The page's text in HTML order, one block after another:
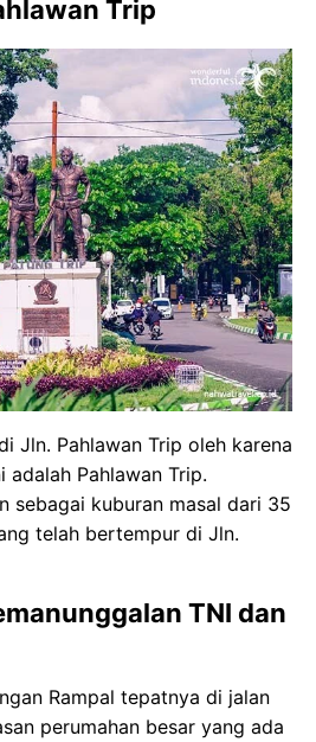
Trip
Jln. Pahlawan Trip oleh karena
adalah Pahlawan Trip.
sebagai kuburan masal dari 35
telah bertempur di Jln.
TNI dan
Rampal tepatnya di jalan
perumahan besar yang ada